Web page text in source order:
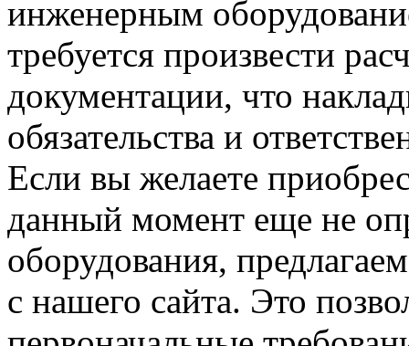
инженерным
требуется произвести
документации, что
обязательства и
Если вы желаете
данный момент еще не
оборудования,
с нашего сайта. Это